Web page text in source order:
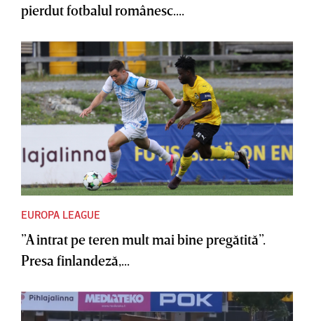
pierdut fotbalul românesc....
EUROPA LEAGUE
”A intrat pe teren mult mai bine pregătită”.
Presa finlandeză,...